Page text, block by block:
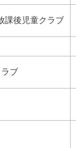
課後児童クラブ
ブ